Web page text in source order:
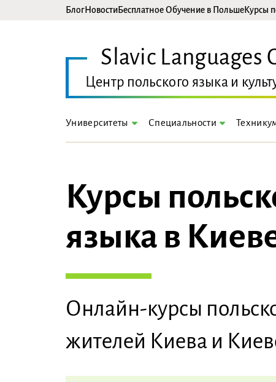
БлогНовостиБесплатное Обучение в ПольшеКурсы
Slavic Languages
Центр польского языка и
Университеты Специальности
Курсы
языка в
Онлайн-курсы
жителей Киева и